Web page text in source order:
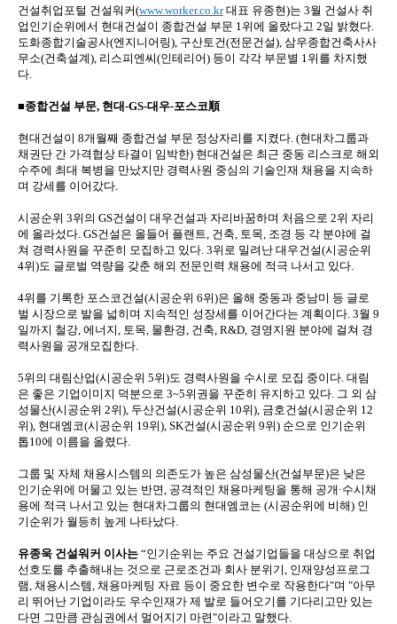
건설취업포털 건설워커(www.worker.co.kr대표 유종현)는 3월 건설사 취
업인기순위에서 현대건설이 종합건설 부문 1위에 올랐다고 2일 밝혔다.
도화종합기술공사(엔지니어링), 구산토건(전문건설), 삼우종합건축사사
무소(건축설계), 리스피엔씨(인테리어) 등이 각각 부문별 1위를 차지했
다.
■종합건설 부문, 현대-GS-대우-포스코順
현대건설이 8개월째 종합건설 부문 정상자리를 지켰다. (현대차그룹과
채권단 간 가격협상 타결이 임박한) 현대건설은 최근 중동 리스크로 해외
수주에 최대 복병을 만났지만 경력사원 중심의 기술인재 채용을 지속하
며 강세를 이어갔다.
시공순위 3위의 GS건설이 대우건설과 자리바꿈하며 처음으로 2위 자리
에 올라섰다. GS건설은 올들어 플랜트, 건축, 토목, 조경 등 각 분야에 걸
쳐 경력사원을 꾸준히 모집하고 있다. 3위로 밀려난 대우건설(시공순위
4위)도 글로벌 역량을 갖춘 해외 전문인력 채용에 적극 나서고 있다.
4위를 기록한 포스코건설(시공순위 6위)은 올해 중동과 중남미 등 글로
벌 시장으로 발을 넓히며 지속적인 성장세를 이어간다는 계획이다. 3월 9
일까지 철강, 에너지, 토목, 물환경, 건축, R&D, 경영지원 분야에 걸쳐 경
력사원을 공개모집한다.
5위의 대림산업(시공순위 5위)도 경력사원을 수시로 모집 중이다. 대림
은 좋은 기업이미지 덕분으로 3~5위권을 꾸준히 유지하고 있다. 그 외 삼
성물산(시공순위 2위), 두산건설(시공순위 10위), 금호건설(시공순위 12
위), 현대엠코(시공순위 19위), SK건설(시공순위 9위) 순으로 인기순위
톱10에 이름을 올렸다.
그룹 및 자체 채용시스템의 의존도가 높은 삼성물산(건설부문)은 낮은
인기순위에 머물고 있는 반면, 공격적인 채용마케팅을 통해 공개·수시채
용에 적극 나서고 있는 현대차그룹의 현대엠코는 (시공순위에 비해) 인
기순위가 월등히 높게 나타났다.
유종욱 건설워커 이사는 “인기순위는 주요 건설기업들을 대상으로 취업
선호도를 추출해내는 것으로 근로조건과 회사 분위기, 인재양성프로그
램, 채용시스템, 채용마케팅 자료 등이 중요한 변수로 작용한다"며 "아무
리 뛰어난 기업이라도 우수인재가 제 발로 들어오기를 기다리고만 있는
다면 그만큼 관심권에서 멀어지기 마련"이라고 말했다.